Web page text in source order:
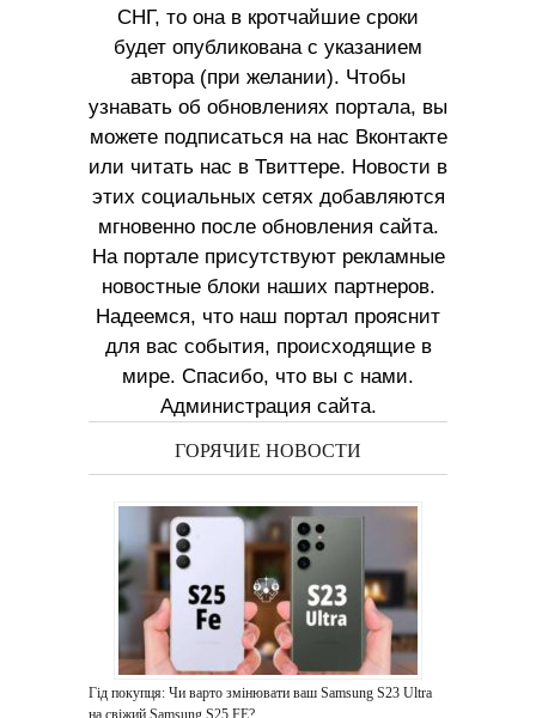
СНГ, то она в кротчайшие сроки
будет опубликована с указанием
автора (при желании). Чтобы
узнавать об обновлениях портала, вы
можете подписаться на нас Вконтакте
или читать нас в Твиттере. Новости в
этих социальных сетях добавляются
мгновенно после обновления сайта.
На портале присутствуют рекламные
новостные блоки наших партнеров.
Надеемся, что наш портал прояснит
для вас события, происходящие в
мире. Спасибо, что вы с нами.
Администрация сайта.
ГОРЯЧИЕ НОВОСТИ
Гід покупця: Чи варто змінювати ваш Samsung S23 Ultra
на свіжий Samsung S25 FE?